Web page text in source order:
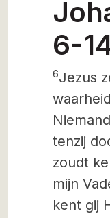
6-
6Jezus
tenzij
zoudt
mijn
kent gij